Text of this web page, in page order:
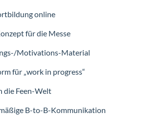
online
für die Messe
Motivations-Material
für „work in progress“
die Feen-Welt
B-to-B-Kommunikation